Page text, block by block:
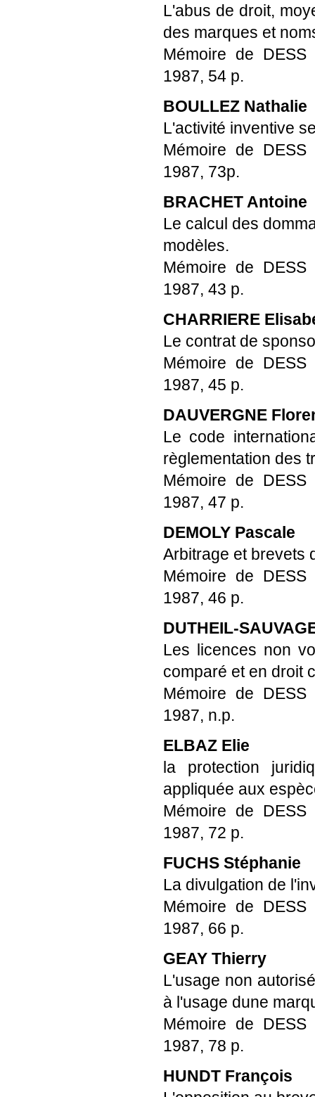
L'abus de droit,
des marques et
Mémoire de DESS
1987, 54 p.
BOULLEZ Nathalie
L'activité inventive
Mémoire de DESS
1987, 73p.
BRACHET Antoine
Le calcul des
modèles.
Mémoire de DESS
1987, 43 p.
CHARRIERE
Le contrat de
Mémoire de DESS
1987, 45 p.
DAUVERGNE
Le code
règlementation des
Mémoire de DESS
1987, 47 p.
DEMOLY Pascale
Arbitrage et brevets
Mémoire de DESS
1987, 46 p.
DUTHEIL-
Les licences non
comparé et en droit
Mémoire de DESS
1987, n.p.
ELBAZ Elie
la protection
appliquée aux
Mémoire de DESS
1987, 72 p.
FUCHS Stéphanie
La divulgation de
Mémoire de DESS
1987, 66 p.
GEAY Thierry
L'usage non
à l'usage dune
Mémoire de DESS
1987, 78 p.
HUNDT François